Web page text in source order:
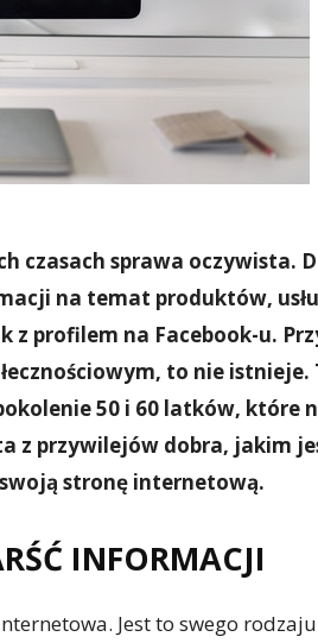
czasach sprawa oczywista.
na temat produktów,
profilem na Facebook-u.
to nie istnieje.
50 i 60 latków, które
z przywilejów dobra, jakim
stronę internetową.
INFORMACJI
Jest to swego rodzaju